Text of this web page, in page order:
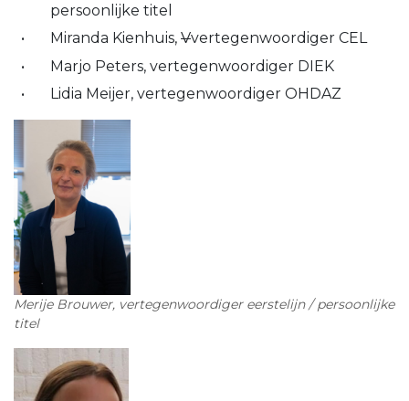
persoonlijke titel
Miranda Kienhuis, Vvertegenwoordiger CEL
Marjo Peters, vertegenwoordiger DIEK
Lidia Meijer, vertegenwoordiger OHDAZ
Merije Brouwer, vertegenwoordiger eerstelijn / persoonlijke
titel